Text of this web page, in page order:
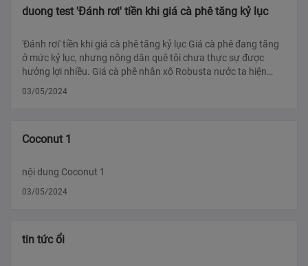
duong test 'Đánh rơi' tiền khi giá cà phê tăng kỷ lục
'Đánh rơi' tiền khi giá cà phê tăng kỷ lục Giá cà phê đang tăng
ở mức kỷ lục, nhưng nông dân quê tôi chưa thực sự được
hưởng lợi nhiều. Giá cà phê nhân xô Robusta nước ta hiện
03/05/2024
Coconut 1
nội dung Coconut 1
03/05/2024
tin tức ổi